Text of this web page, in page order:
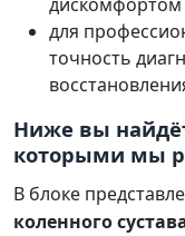
дискомфортом
для
точность
Ниже вы
которыми мы
В блоке
коленного